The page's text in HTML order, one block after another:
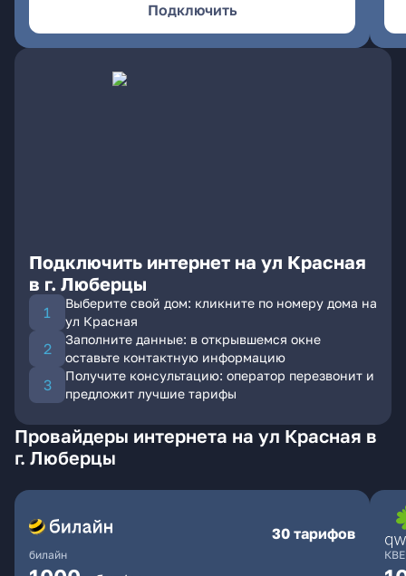
Подключить
Подключить интернет на ул Красная
в г. Люберцы
Выберите свой дом: кликните по номеру дома на
ул Красная
Заполните данные: в открывшемся окне
оставьте контактную информацию
Получите консультацию: оператор перезвонит и
предложит лучшие тарифы
Провайдеры интернета на ул Красная в
г. Люберцы
билайн
30 тарифов